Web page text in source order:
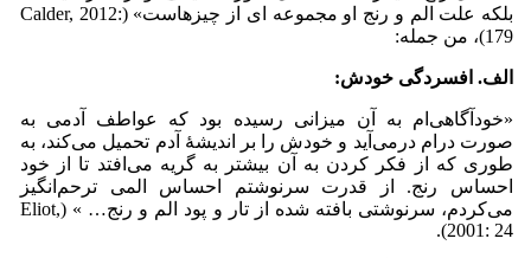
بلکه علت الم و رنج او مجموعه ای از چیزهاست» (Calder, 2012:
179)، من جمله:
الف. افسردگی خودش:
«خودآگاهی‌ام به آن میزانی رسیده بود که عواطف آدمی به
صورت درام درمی‌‌آید و خودش را بر اندیشۀ آدم تحمیل می‌‌کند، به
طوری که از فکر کردن به آن بیشتر به گریه می‌‌افتد تا از خود
احساس رنج. از قدرت سرنوشتم احساس المی ترحم‌انگیز
می‌‌کردم، سرنوشتی بافته شده از تار و پود الم و رنج… » (Eliot,
2001: 24).